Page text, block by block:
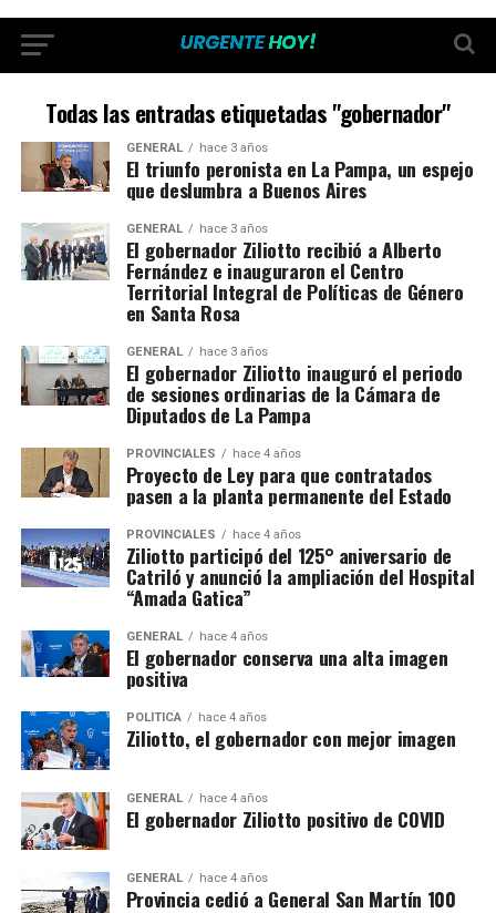
Todas las entradas etiquetadas "gobernador"
GENERAL hace 3 años
El triunfo peronista en La Pampa, un espejo
que deslumbra a Buenos Aires
GENERAL hace 3 años
El gobernador Ziliotto recibió a Alberto
Fernández e inauguraron el Centro
Territorial Integral de Políticas de Género
en Santa Rosa
GENERAL hace 3 años
El gobernador Ziliotto inauguró el periodo
de sesiones ordinarias de la Cámara de
Diputados de La Pampa
PROVINCIALES hace 4 años
Proyecto de Ley para que contratados
pasen a la planta permanente del Estado
PROVINCIALES hace 4 años
Ziliotto participó del 125° aniversario de
Catriló y anunció la ampliación del Hospital
“Amada Gatica”
GENERAL hace 4 años
El gobernador conserva una alta imagen
positiva
POLÍTICA hace 4 años
Ziliotto, el gobernador con mejor imagen
GENERAL hace 4 años
El gobernador Ziliotto positivo de COVID
GENERAL hace 4 años
Provincia cedió a General San Martín 100